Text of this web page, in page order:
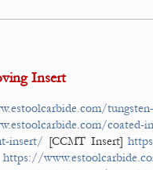
Insert
coated-
insert/ [CCMT Insert]
https://